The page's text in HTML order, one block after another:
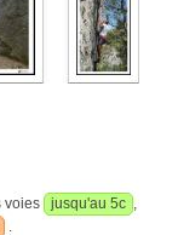
voies jusqu'au 5c ,
.